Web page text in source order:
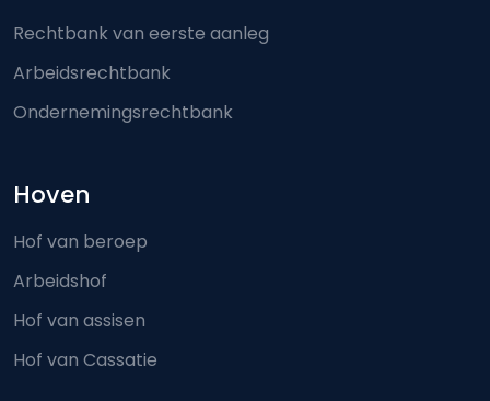
Rechtbank van eerste aanleg
Arbeidsrechtbank
Ondernemingsrechtbank
Hoven
Hof van beroep
Arbeidshof
Hof van assisen
Hof van Cassatie